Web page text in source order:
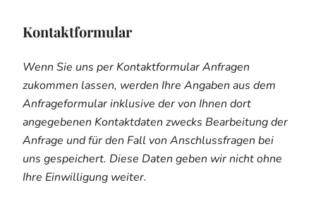
Kontaktformular
Wenn Sie uns per Kontaktformular Anfragen
zukommen lassen, werden Ihre Angaben aus dem
Anfrageformular inklusive der von Ihnen dort
angegebenen Kontaktdaten zwecks Bearbeitung der
Anfrage und für den Fall von Anschlussfragen bei
uns gespeichert. Diese Daten geben wir nicht ohne
Ihre Einwilligung weiter.